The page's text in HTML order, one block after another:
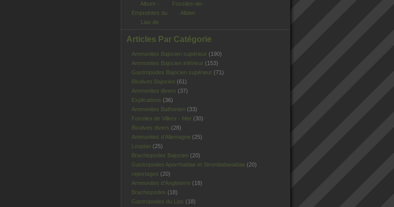
Album -
Empreintes du
Lias de
Fossiles-de-
Albien
Articles Par Catégorie
Ammonites Bajocien supérieur (190)
Ammonites Bajocien inférieur (153)
Gastropodes Bajocien supérieur (71)
Bivalves Bajocien (61)
Ammonites divers (37)
Explications (36)
Ammonites Bathonien (33)
Fossiles de Villers - Mer (30)
Bivalves divers (28)
Ammonites d'Allemagne (25)
Loupian (25)
Brachiopodes Bajocien (20)
Gastropodes Aporrhaidae et Strombidaeaidae (20)
reportages (20)
Ammonites d'Angleterre (18)
Brachiopodes (18)
Gastropodes du Lias (18)